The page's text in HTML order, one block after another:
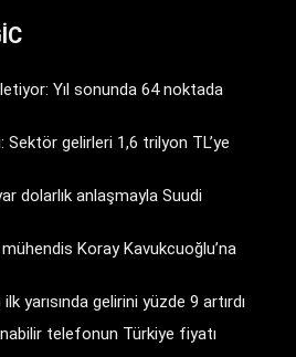
Yıl sonunda 64 noktada
Sektör gelirleri 1,6 trilyon TL’ye
dolarlık anlaşmayla Suudi
Koray Kavukcuoğlu’na
yarısında gelirini yüzde 9 artırdı
telefonun Türkiye fiyatı